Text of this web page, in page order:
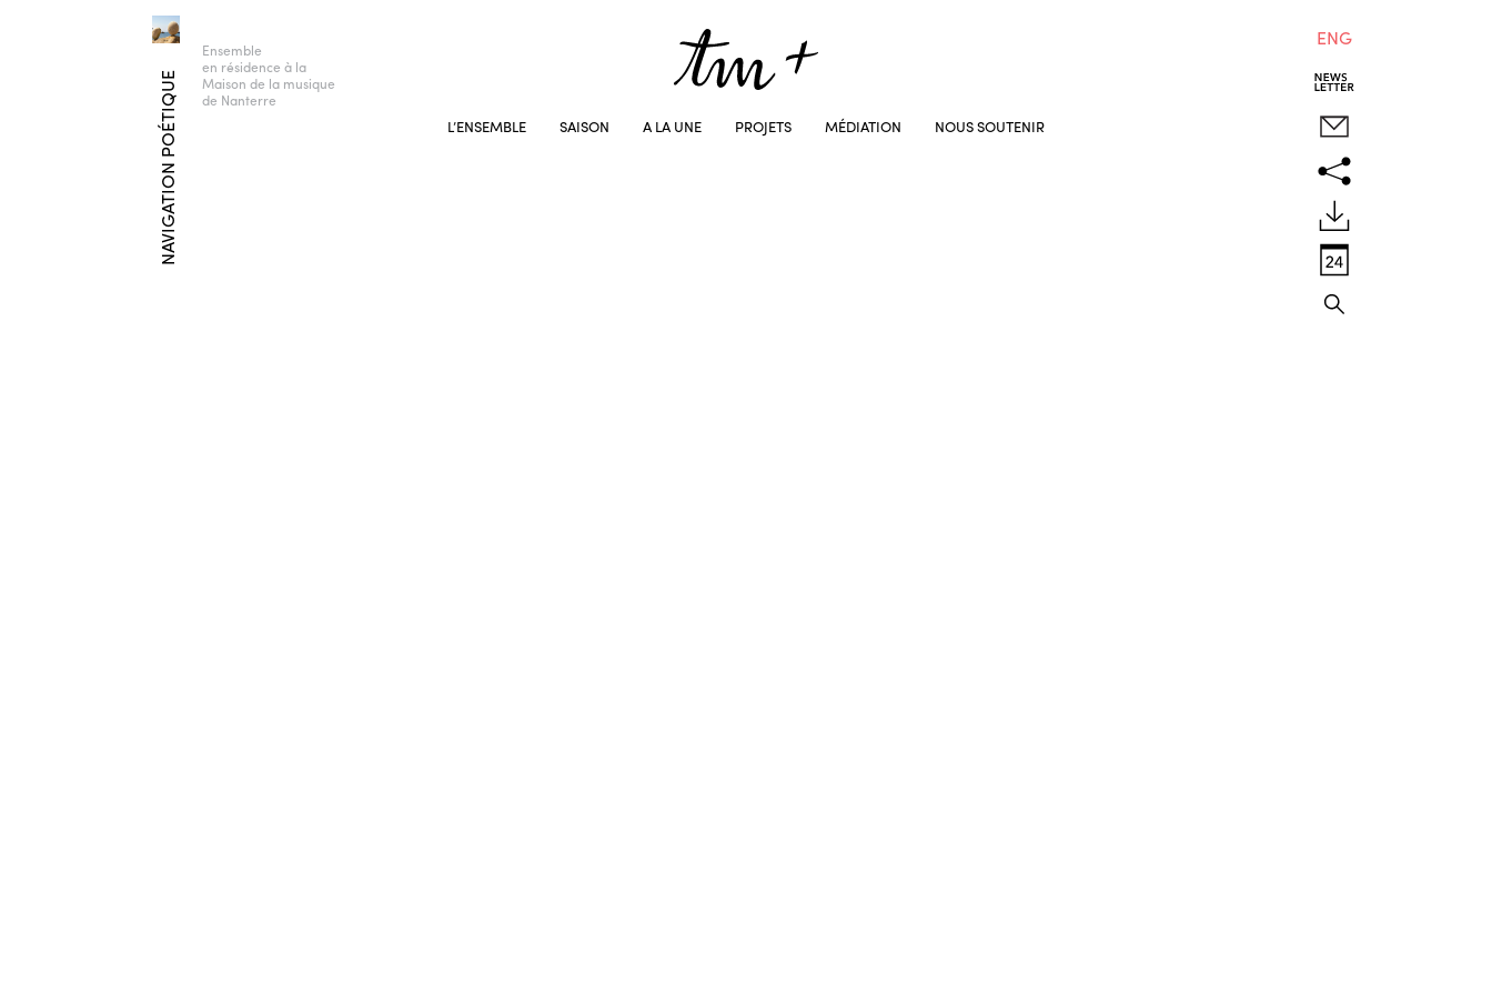
NAVIGATION POÉTIQUE
Ensemble
en résidence à la
Maison de la musique
de Nanterre
L’ENSEMBLE SAISON A LA UNE PROJETS MÉDIATION NOUS SOUTENIR
ENG